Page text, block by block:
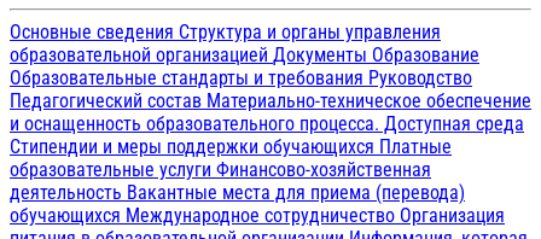
Основные сведения Структура и органы управления
образовательной организацией Документы Образование
Образовательные стандарты и требования Руководство
Педагогический состав Материально-техническое обеспечение
и оснащенность образовательного процесса. Доступная среда
Стипендии и меры поддержки обучающихся Платные
образовательные услуги Финансово-хозяйственная
деятельность Вакантные места для приема (перевода)
обучающихся Международное сотрудничество Организация